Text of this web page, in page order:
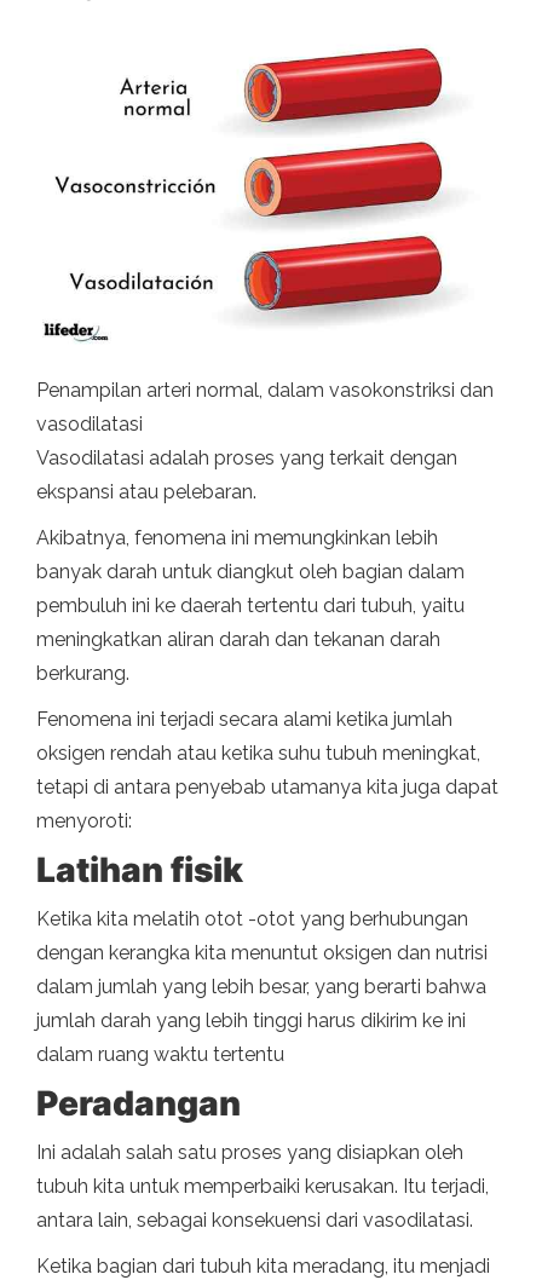
Penampilan arteri normal, dalam vasokonstriksi dan
vasodilatasi
Vasodilatasi adalah proses yang terkait dengan
ekspansi atau pelebaran.
Akibatnya, fenomena ini memungkinkan lebih
banyak darah untuk diangkut oleh bagian dalam
pembuluh ini ke daerah tertentu dari tubuh, yaitu
meningkatkan aliran darah dan tekanan darah
berkurang.
Fenomena ini terjadi secara alami ketika jumlah
oksigen rendah atau ketika suhu tubuh meningkat,
tetapi di antara penyebab utamanya kita juga dapat
menyoroti:
Latihan fisik
Ketika kita melatih otot -otot yang berhubungan
dengan kerangka kita menuntut oksigen dan nutrisi
dalam jumlah yang lebih besar, yang berarti bahwa
jumlah darah yang lebih tinggi harus dikirim ke ini
dalam ruang waktu tertentu
Peradangan
Ini adalah salah satu proses yang disiapkan oleh
tubuh kita untuk memperbaiki kerusakan. Itu terjadi,
antara lain, sebagai konsekuensi dari vasodilatasi.
Ketika bagian dari tubuh kita meradang, itu menjadi